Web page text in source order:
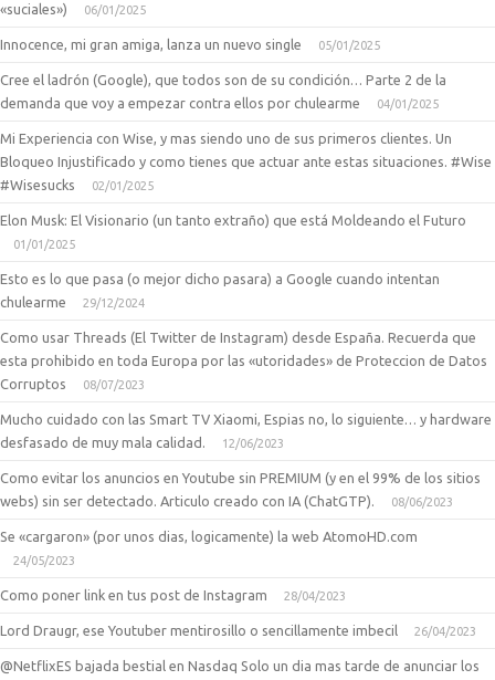
«suciales»)
06/01/2025
Innocence, mi gran amiga, lanza un nuevo single 05/01/2025
Cree el ladrón (Google), que todos son de su condición… Parte 2 de la
demanda que voy a empezar contra ellos por chulearme
04/01/2025
Mi Experiencia con Wise, y mas siendo uno de sus primeros clientes. Un
Bloqueo Injustificado y como tienes que actuar ante estas situaciones. #Wise
#Wisesucks
02/01/2025
Elon Musk: El Visionario (un tanto extraño) que está Moldeando el Futuro
01/01/2025
Esto es lo que pasa (o mejor dicho pasara) a Google cuando intentan
chulearme
29/12/2024
Como usar Threads (El Twitter de Instagram) desde España. Recuerda que
esta prohibido en toda Europa por las «utoridades» de Proteccion de Datos
Corruptos
08/07/2023
Mucho cuidado con las Smart TV Xiaomi, Espias no, lo siguiente… y hardware
desfasado de muy mala calidad.
12/06/2023
Como evitar los anuncios en Youtube sin PREMIUM (y en el 99% de los sitios
webs) sin ser detectado. Articulo creado con IA (ChatGTP).
08/06/2023
Se «cargaron» (por unos dias, logicamente) la web AtomoHD.com
24/05/2023
Como poner link en tus post de Instagram 28/04/2023
Lord Draugr, ese Youtuber mentirosillo o sencillamente imbecil 26/04/2023
@NetflixES bajada bestial en Nasdaq Solo un dia mas tarde de anunciar los